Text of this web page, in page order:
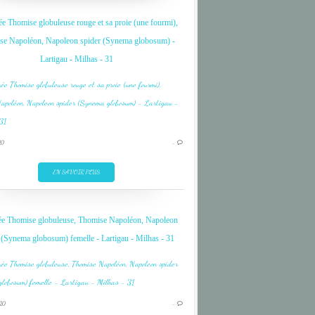
CRAB
SPIDER
Thomise globuleuse rouge et sa proie (une fourmi),
Napoléon, Napoleon spider (Synema globosum) -
Lartigau - Milhas - 31
…
EN SAVOIR PLUS
Thomise globuleuse, Thomise Napoléon, Napoleon
globosum) femelle - Lartigau - Milhas - 31
…